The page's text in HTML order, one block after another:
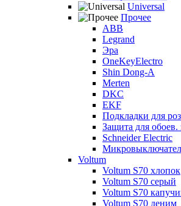
Universal
Прочее
ABB
Legrand
Эра
OneKeyElectro
Shin Dong-A
Merten
DKC
EKF
Подкладки для
Защита для обоев.
Schneider Electric
Voltum
Voltum S70 хлопок
Voltum S70 серый
Voltum S70
Voltum S70 деним